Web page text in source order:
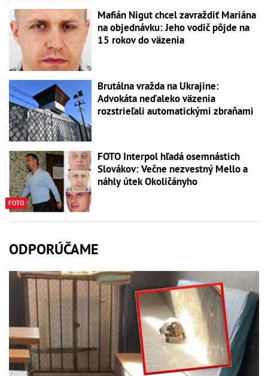
Mafián Nigut chcel zavraždiť Mariána
na objednávku: Jeho vodič pôjde na
15 rokov do väzenia
Brutálna vražda na Ukrajine:
Advokáta neďaleko väzenia
rozstrieľali automatickými zbraňami
FOTO
FOTO Interpol hľadá osemnástich
Slovákov: Večne nezvestný Mello a
náhly útek Okoličányho
ODPORÚČAME